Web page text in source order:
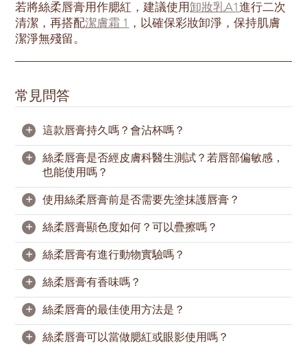
若將絲柔唇膏用作腮紅，建議使用卸妝乳A1進行二次
清潔，再搭配潔膚霜 1 ，以確保彩妝卸淨，保持肌膚
潔淨無殘留。
常見問答
+ 這款唇膏持久嗎？會沾杯嗎？
絲柔唇膏不屬於不沾杯唇膏，但上唇霧感顯色持久。
如果需要，隨時補塗也很方便。
+
絲柔唇膏是否經皮膚科醫生測試？若唇部偏敏感，
也能使用嗎？
絲柔唇膏經皮膚科醫生測試，配方溫和無刺激，唇部
肌膚較為脆弱也能安心使用。
本品適用於敏感肌，但仍建議使用前先進行局部測
試；若出現不適，請停止使用。
+ 使用絲柔唇膏前是否需要先塗抹護唇膏？
絲柔唇膏添加霍霍巴籽油、椰子油和透明質酸鈉等一
系列滋養成分，維持雙唇滋潤、不拔乾。
若唇部偏乾，建議先薄塗一層
掉多餘潤唇膏，打造乾淨服帖的唇部底妝。
+ 絲柔唇膏顯色度如何？可以疊擦嗎？
絲柔唇膏採用高飽和色澤，一筆濃郁上唇，超顯色。
按需疊擦，讓唇妝更飽滿。
+ 絲柔唇膏有進行動物實驗嗎？
我們不進行動物實驗，但部分市場的法規可能仍要求
相關測試，因此絲柔唇膏暫不標示為“零殘忍”。
+ 絲柔唇膏有香味嗎？
絲柔唇膏帶有濃郁的可可、香草和奶油的柔和氣息，
締造奢雅格調。
+ 絲柔唇膏的最佳使用方法是？
為達到最佳唇妝效果，建議先用 奇麗纖
溫和去除唇部
+ 絲柔唇膏可以當做腮紅或眼影使用嗎？